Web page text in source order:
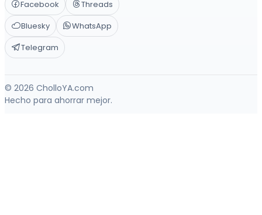
Facebook
Threads
Bluesky
WhatsApp
Telegram
© 2026 CholloYA.com
Hecho para ahorrar mejor.